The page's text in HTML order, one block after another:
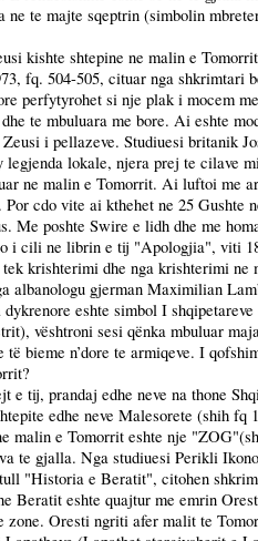
ne te majte sqeptrin (simbolin
kishte shtepine ne malin e
fq. 504-505, cituar nga
perfytyrohet si nje plak i mocem
te mbuluara me bore. Ai eshte
i pellazeve. Studiuesi britanik
legjenda lokale, njera prej te
ne malin e Tomorrit. Ai luftoi me
cdo vite ai kthehet ne 25
poshte Swire e lidh dhe me
i cili ne librin e tij "Apologjia", viti
krishterimi dhe nga krishterimi
albanologu gjerman Maximilian
eshte simbol I
vështroni sesi qënka mbuluar
të bieme n’dore te armiqeve. I
tij, prandaj edhe neve na thone
edhe neve Malesorete (shih
malin e Tomorrit eshte nje
te gjalla. Nga studiuesi Perikli
"Historia e Beratit", citohen
Beratit eshte quajtur me emrin
zone. Oresti ngriti afer malit te